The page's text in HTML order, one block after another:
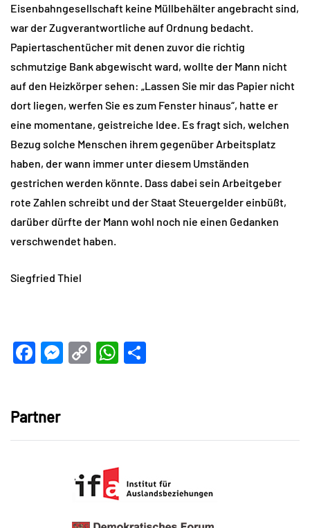
Eisenbahngesellschaft keine Müllbehälter angebracht sind,
war der Zugverantwortliche auf Ordnung bedacht.
Papiertaschentücher mit denen zuvor die richtig
schmutzige Bank abgewischt ward, wollte der Mann nicht
auf den Heizkörper sehen: „Lassen Sie mir das Papier nicht
dort liegen, werfen Sie es zum Fenster hinaus“, hatte er
eine momentane, geistreiche Idee. Es fragt sich, welchen
Bezug solche Menschen ihrem gegenüber Arbeitsplatz
haben, der wann immer unter diesem Umständen
gestrichen werden könnte. Dass dabei sein Arbeitgeber
rote Zahlen schreibt und der Staat Steuergelder einbüßt,
darüber dürfte der Mann wohl noch nie einen Gedanken
verschwendet haben.
Siegfried Thiel
Facebook
Messenger
CopyWhatsApp
Partner